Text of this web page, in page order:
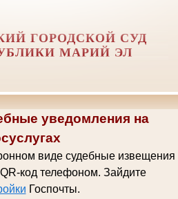
ГОРОДСКОЙ СУД
МАРИЙ ЭЛ
уведомления на
виде судебные извещения
код телефоном. Зайдите
Госпочты.